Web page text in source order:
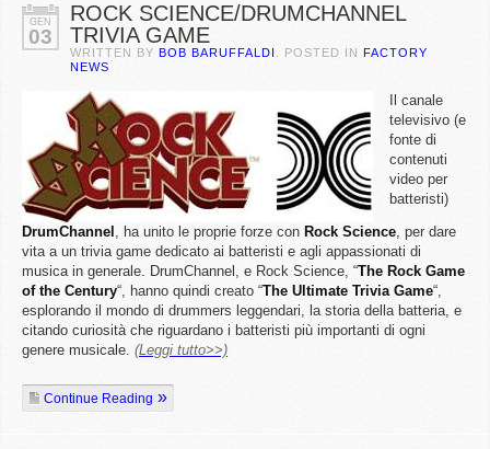
GEN
03
ROCK SCIENCE/DRUMCHANNEL
TRIVIA GAME
WRITTEN BY BOB BARUFFALDI . POSTED IN FACTORY
NEWS
Il canale
televisivo (e
fonte di
contenuti
video per
batteristi)
DrumChannel , ha unito le proprie forze con Rock Science, per dare
vita a un trivia game dedicato ai batteristi e agli appassionati di
musica in generale. DrumChannel, e Rock Science, “The Rock Game
of the Century“, hanno quindi creato “The Ultimate Trivia Game“,
esplorando il mondo di drummers leggendari, la storia della batteria, e
citando curiosità che riguardano i batteristi più importanti di ogni
genere musicale. (Leggi tutto>>)
Continue Reading